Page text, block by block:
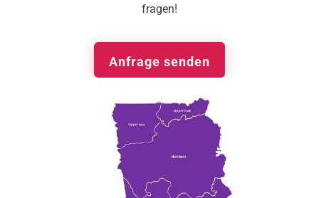
fragen!
Anfrage senden